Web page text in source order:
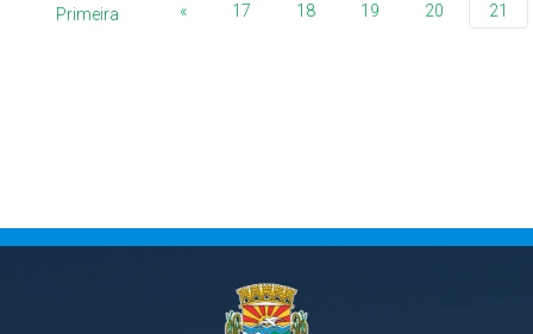
Primeira « 17 18 19 20 21